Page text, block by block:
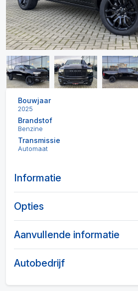
Bouwjaar
2025
Brandstof
Benzine
Transmissie
Automaat
Informatie
Opties
Aanvullende informatie
Autobedrijf